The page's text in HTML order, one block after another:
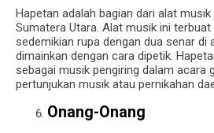
Hapetan adalah bagian dari alat
Sumatera Utara. Alat musik ini terbuat
sedemikian rupa dengan dua senar di
dimainkan dengan cara dipetik.
sebagai musik pengiring dalam acara
pertunjukan musik atau pernikahan
Onang-Onang